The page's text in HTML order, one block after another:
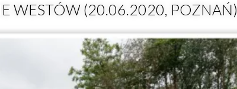
WESTÓW (20.06.2020, POZNAŃ)